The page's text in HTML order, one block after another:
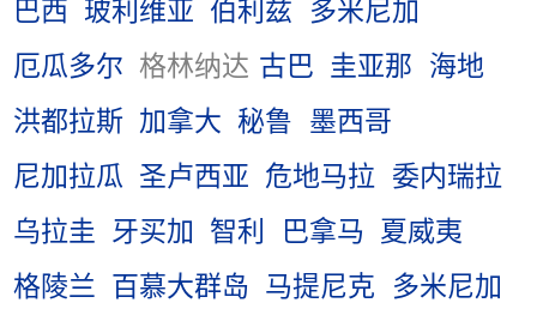
巴西 玻利维亚 伯利兹
多米尼加
厄瓜多尔 格林纳达 古巴 圭亚那
海地
洪都拉斯 加拿大 秘鲁
墨西哥
尼加拉瓜
圣卢西亚 危地马拉
委内瑞拉
乌拉圭
牙买加 智利 巴拿马
夏威夷
格陵兰
百慕大群岛 马提尼克
多米尼加